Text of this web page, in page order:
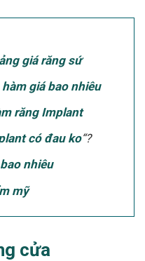
giá răng sứ
giá bao nhiêu
răng Implant
có đau ko“?
nhiêu
mỹ
cửa